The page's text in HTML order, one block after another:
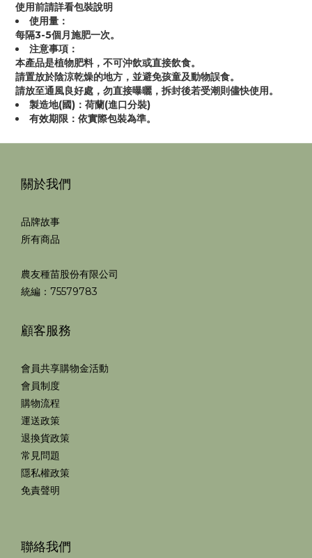
使用前請詳看包裝說明
使用量：
每隔3-5個月施肥一次。
注意事項：
本產品是植物肥料，不可沖飲或直接飲食。
請置放於陰涼乾燥的地方，並避免孩童及動物誤食。
請放至通風良好處，勿直接曝曬，拆封後若受潮則儘快使用。
製造地(國)：荷蘭(進口分裝)
有效期限：依實際包裝為準。
關於我們
品牌故事
所有商品
農友種苗股份有限公司
統編：75579783
顧客服務
會員共享購物金活動
會員制度
購物流程
運送政策
退換貨政策
常見問題
隱私權政策
免責聲明
聯絡我們